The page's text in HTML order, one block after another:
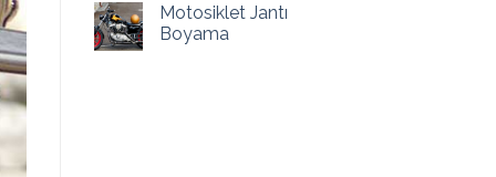
Motosiklet Jantı
Boyama